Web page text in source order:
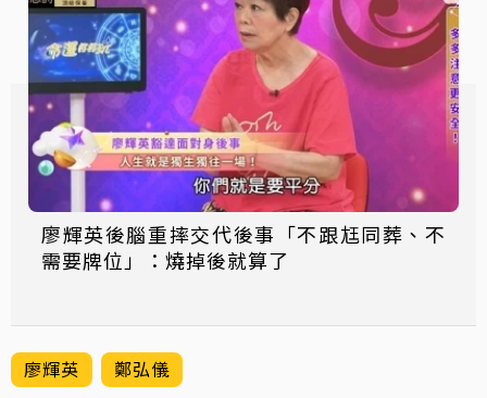
廖輝英後腦重摔交代後事「不跟尪同葬、不
需要牌位」：燒掉後就算了
廖輝英 鄭弘儀